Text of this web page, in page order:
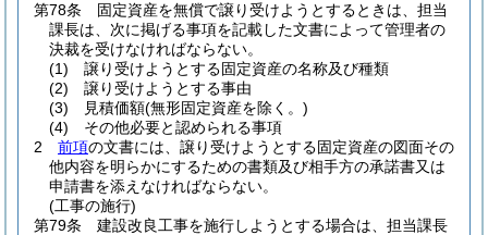
第78条
固定資産を無償で譲り受けようとするときは、担当
課長は、次に掲げる事項を記載した文書によって管理者の
決裁を受けなければならない。
(1)
譲り受けようとする固定資産の名称及び種類
(2)
譲り受けようとする事由
(3)
見積価額(無形固定資産を除く。)
(4)
その他必要と認められる事項
2
前項の文書には、譲り受けようとする固定資産の図面その
他内容を明らかにするための書類及び相手方の承諾書又は
申請書を添えなければならない。
(工事の施行)
第79条
建設改良工事を施行しようとする場合は、担当課長